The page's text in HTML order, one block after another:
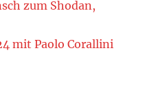
zum Shodan,
mit Paolo Corallini